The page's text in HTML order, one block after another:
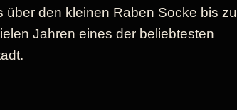
über den kleinen Raben Socke bis zu
Jahren eines der beliebtesten